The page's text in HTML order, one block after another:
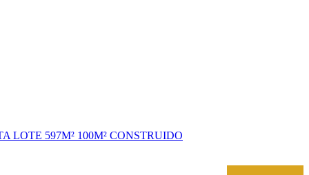
597M² 100M² CONSTRUIDO